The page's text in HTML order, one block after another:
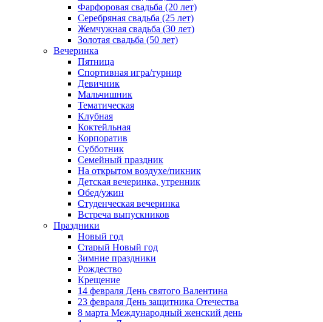
Фарфоровая свадьба (20 лет)
Серебряная свадьба (25 лет)
Жемчужная свадьба (30 лет)
Золотая свадьба (50 лет)
Вечеринка
Пятница
Спортивная игра/турнир
Девичник
Мальчишник
Тематическая
Клубная
Коктейльная
Корпоратив
Субботник
Семейный праздник
На открытом воздухе/пикник
Детская вечеринка, утренник
Обед/ужин
Студенческая вечеринка
Встреча выпускников
Праздники
Новый год
Старый Новый год
Зимние праздники
Рождество
Крещение
14 февраля День святого Валентина
23 февраля День защитника Отечества
8 марта Международный женский день